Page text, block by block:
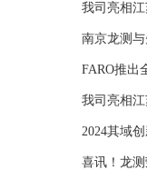
办
我司亮相
年学
南京龙测与
FARO推出
仪
我司亮相
年学
2024其域
满举
喜讯！龙